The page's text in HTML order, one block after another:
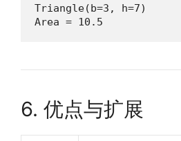
Triangle(b=3, h=7)
Area = 10.5
6. 优点与扩展